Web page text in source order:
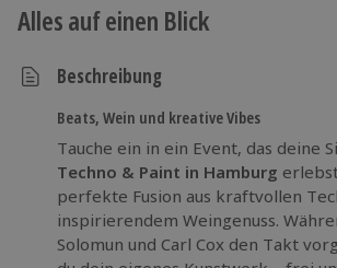
Alles auf einen Blick
Beschreibung
Beats, Wein und kreative Vibes
Tauche ein in ein Event, das deine
Techno & Paint in Hamburg
perfekte Fusion aus kraftvollen
inspirierendem Weingenuss.
Solomun und Carl Cox den Takt